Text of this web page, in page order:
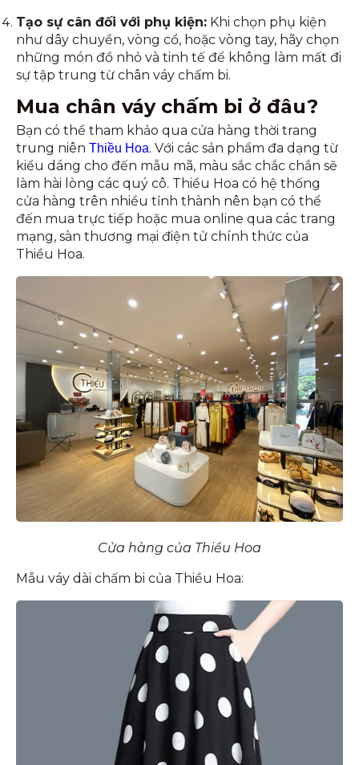
Tạo sự cân đối với phụ kiện: Khi chọn phụ kiện
như dây chuyền, vòng cổ, hoặc vòng tay, hãy chọn
những món đồ nhỏ và tinh tế để không làm mất đi
sự tập trung từ chân váy chấm bi.
Mua chân váy chấm bi ở đâu?
Bạn có thể tham khảo qua cửa hàng thời trang
trung niên Thiều Hoa. Với các sản phẩm đa dạng từ
kiểu dáng cho đến mẫu mã, màu sắc chắc chắn sẽ
làm hài lòng các quý cô. Thiều Hoa có hệ thống
cửa hàng trên nhiều tỉnh thành nên bạn có thể
đến mua trực tiếp hoặc mua online qua các trang
mạng, sàn thương mại điện tử chính thức của
Thiều Hoa.
Cửa hàng của Thiều Hoa
Mẫu váy dài chấm bi của Thiều Hoa: